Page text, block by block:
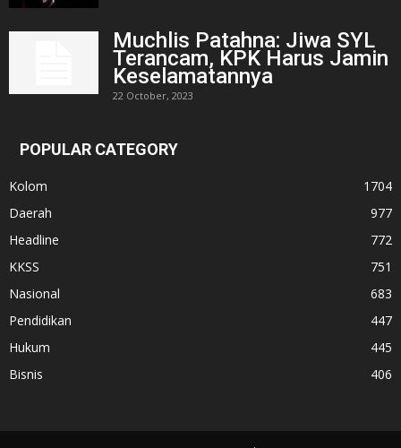
Muchlis Patahna: Jiwa SYL
Terancam, KPK Harus Jamin
Keselamatannya
22 October, 2023
POPULAR CATEGORY
Kolom
1704
Daerah
977
Headline
772
KKSS
751
Nasional
683
Pendidikan
447
Hukum
445
Bisnis
406